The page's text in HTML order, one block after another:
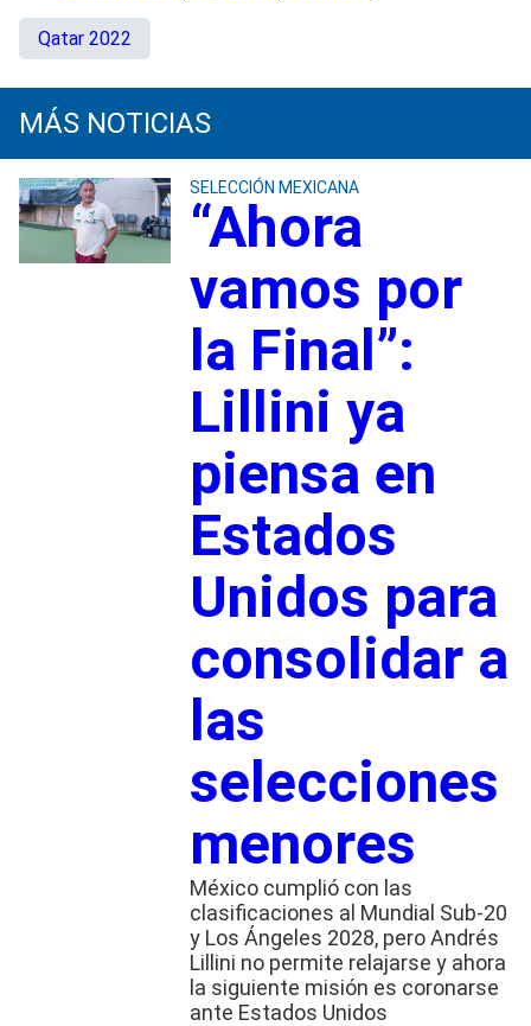
Qatar 2022
MÁS NOTICIAS
SELECCIÓN MEXICANA
“Ahora
vamos por
la Final”:
Lillini ya
piensa en
Estados
Unidos para
consolidar a
las
selecciones
menores
México cumplió con las
clasificaciones al Mundial Sub-20
y Los Ángeles 2028, pero Andrés
Lillini no permite relajarse y ahora
la siguiente misión es coronarse
ante Estados Unidos